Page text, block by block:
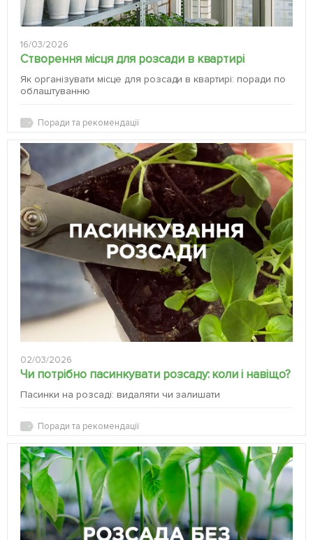
16/03/2026
Створення місця для розсади в квартирі
Як організувати місце для розсади в квартирі: поради по
облаштуванню
Поради та рекомендації
02/03/2026
Чи потрібно пасинкувати розсаду: коли і навіщо?
Пасинки на розсаді: видаляти чи залишати
Поради та рекомендації